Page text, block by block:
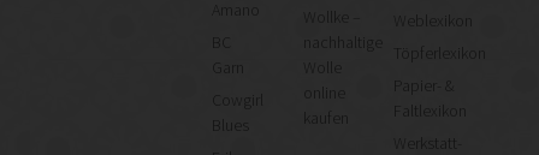
Cowgirl
Wollke –
nachhaltige
kaufen
Weblexikon
Töpferlexikon
Papier- &
Faltlexikon
Werkstatt-